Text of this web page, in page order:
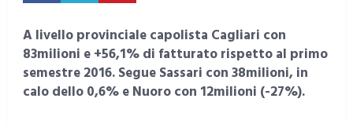
A livello provinciale capolista Cagliari con
83milioni e +56,1% di fatturato rispetto al primo
semestre 2016. Segue Sassari con 38milioni, in
calo dello 0,6% e Nuoro con 12milioni (-27%).